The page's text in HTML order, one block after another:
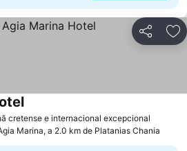
Partilhar
cretense e internacional excepcional
Ver preços
Marina, a 2.0 km de Platanias Chania